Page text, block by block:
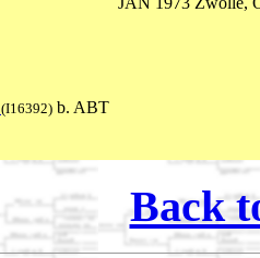
(I16392) b. ABT
Back